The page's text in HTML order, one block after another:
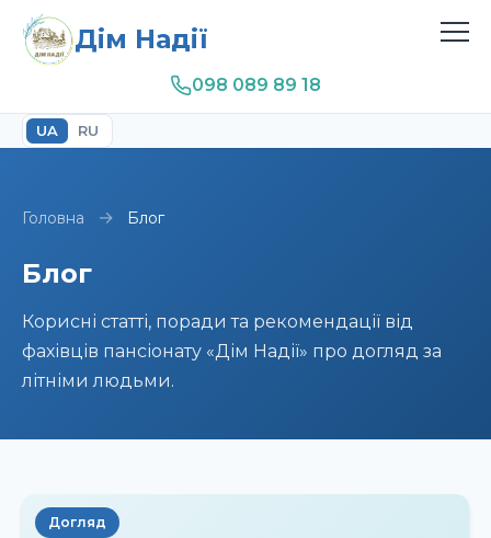
Дім Надії
098 089 89 18
UA RU
Головна → Блог
Блог
Корисні статті, поради та рекомендації від
фахівців пансіонату «Дім Надії» про догляд за
літніми людьми.
Догляд